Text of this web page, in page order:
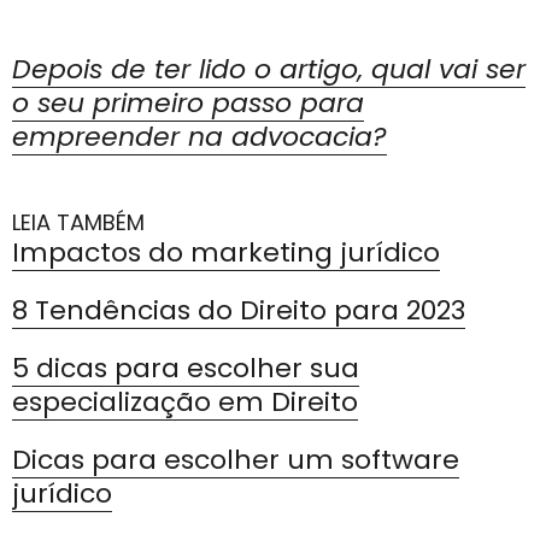
Depois de ter lido o artigo, qual vai ser
o seu primeiro passo para
empreender na advocacia?
LEIA TAMBÉM
Impactos do marketing jurídico
8 Tendências do Direito para 2023
5 dicas para escolher sua
especialização em Direito
Dicas para escolher um software
jurídico